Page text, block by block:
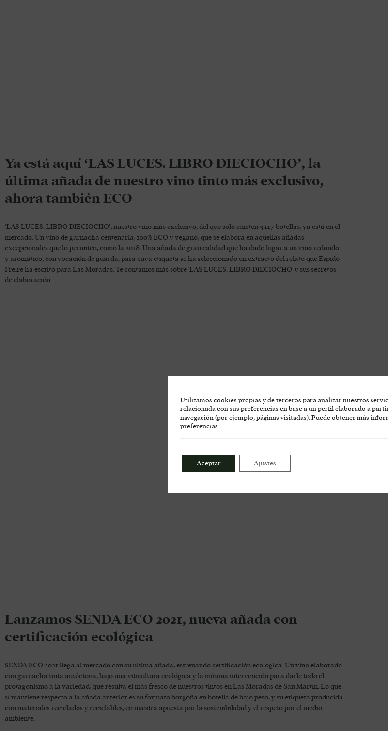
Ya está aquí ‘LAS LUCES. LIBRO DIECIOCHO’, la
última añada de nuestro vino tinto más exclusivo,
ahora también ECO
‘LAS LUCES. LIBRO DIECIOCHO’, nuestro vino más exclusivo, del que solo existen 3.117 botellas, ya está en el
mercado. Un vino de garnacha centenaria, 100% ECO y vegano, que se elabora en aquellas añadas
excepcionales que lo permiten, como la 2018. Una añada de gran calidad que ha dado lugar a un vino redondo
y aromático, con vocación de guarda, para cuya etiqueta se ha seleccionado un extracto del relato que Espido
Freire ha escrito para Las Moradas. Te contamos más sobre 'LAS LUCES. LIBRO DIECIOCHO' y sus secretos
de elaboración.
Lanzamos SENDA ECO 2021, nueva añada con
certificación ecológica
SENDA ECO 2021 llega al mercado con su última añada, estrenando certificación ecológica. Un vino elaborado
con garnacha tinta autóctona, bajo una viticultura ecológica y la mínima intervención para darle todo el
protagonismo a la variedad, que resulta el más fresco de nuestros tintos en Las Moradas de San Martín. Lo que
sí mantiene respecto a la añada anterior es su formato borgoña en botella de bajo peso, y su etiqueta producida
con materiales reciclados y reciclables, en nuestra apuesta por la sostenibilidad y el respeto por el medio
ambiente.
Utilizamos cookies propias y de terceros para analizar nuestros
relacionada con sus preferencias en base a un perfil elaborado a
navegación (por ejemplo, páginas visitadas). Puede obtener más
preferencias.
Aceptar Ajustes